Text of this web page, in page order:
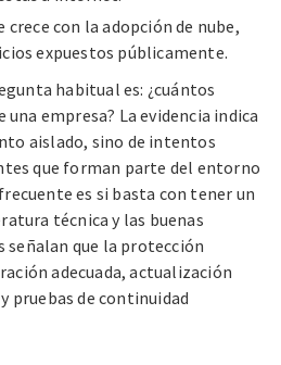
crece con la adopción de nube,
expuestos públicamente.
habitual es: ¿cuántos
empresa? La evidencia indica
aislado, sino de intentos
que forman parte del entorno
es si basta con tener un
técnica y las buenas
que la protección
adecuada, actualización
pruebas de continuidad